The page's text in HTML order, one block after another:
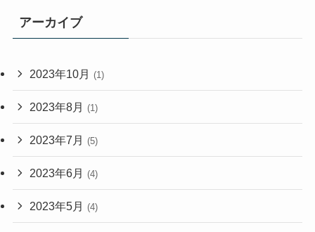
アーカイブ
2023年10月 (1)
2023年8月 (1)
2023年7月 (5)
2023年6月 (4)
2023年5月 (4)